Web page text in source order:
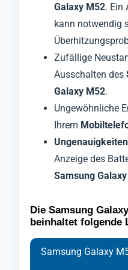
Galaxy M52. Ein
kann notwendig
Zufällige
Ausschalten des
Galaxy M52.
Ungewöhnliche
Ihrem
Anzeige des
Samsung
Die Samsung
beinhaltet folgende
Samsung Galaxy